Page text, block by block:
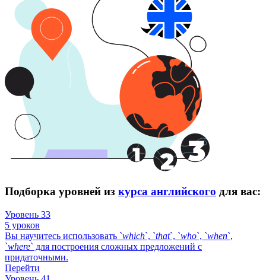
Подборка уровней из курса английского для вас:
Уровень 33
5 уроков
Вы научитесь использовать `which`, `that`, `who`, `when`,
`where` для построения сложных предложений с
придаточными.
Перейти